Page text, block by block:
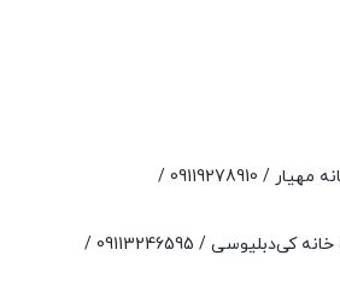
مهیار / 09119278910
/
کی‌دبلیوسی / 09113246595
/